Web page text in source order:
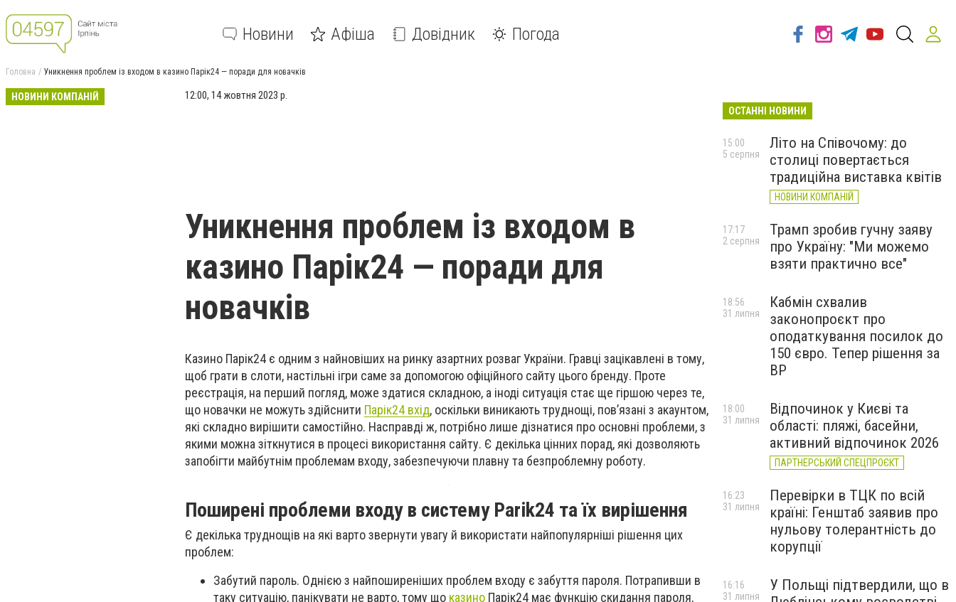
Новини Афіша Довідник Погода
Головна Уникнення проблем із входом в казино Парік24 — поради для новачків
НОВИНИ КОМПАНІЙ 12:00, 14жовтня 2023 р.
Уникнення проблем із входом в
казино Парік24 — поради для
новачків
Казино Парік24 є одним з найновіших на ринку азартних розваг України. Гравці зацікавлені в тому,
щоб грати в слоти, настільні ігри саме за допомогою офіційного сайту цього бренду. Проте
реєстрація, на перший погляд, може здатися складною, а іноді ситуація стає ще гіршою через те,
що новачки не можуть здійснити Парік24 вхід, оскільки виникають труднощі, пов’язані з акаунтом,
які складно вирішити самостійно. Насправді ж, потрібно лише дізнатися про основні проблеми, з
якими можна зіткнутися в процесі використання сайту. Є декілька цінних порад, які дозволяють
запобігти майбутнім проблемам входу, забезпечуючи плавну та безпроблемну роботу.
Поширені проблеми входу в систему Parik24 та їх вирішення
Є декілька труднощів на які варто звернути увагу й використати найпопулярніші рішення цих
проблем:
Забутий пароль. Однією з найпоширеніших проблем входу є забуття пароля. Потрапивши в
таку ситуацію, панікувати не варто, тому що казино Парік24 має функцію скидання пароля,
ОСТАННІ НОВИНИ
Літо на Співочому: до
столиці повертається
традиційна виставка квітів
НОВИНИ КОМПАНІЙ
15:00
5 серпня
Трамп зробив гучну заяву
про Україну: "Ми можемо
взяти практично все"
17:17
2 серпня
Кабмін схвалив
законопроєкт про
оподаткування посилок до
150 євро. Тепер рішення за
ВР
18:56
31 липня
Відпочинок у Києві та
області: пляжі, басейни,
активний відпочинок 2026
ПАРТНЕРСЬКИЙ СПЕЦПРОЄКТ
18:00
31 липня
Перевірки в ТЦК по всій
країні: Генштаб заявив про
нульову толерантність до
корупції
16:23
31 липня
У Польщі підтвердили, що в
16:16
31 липня